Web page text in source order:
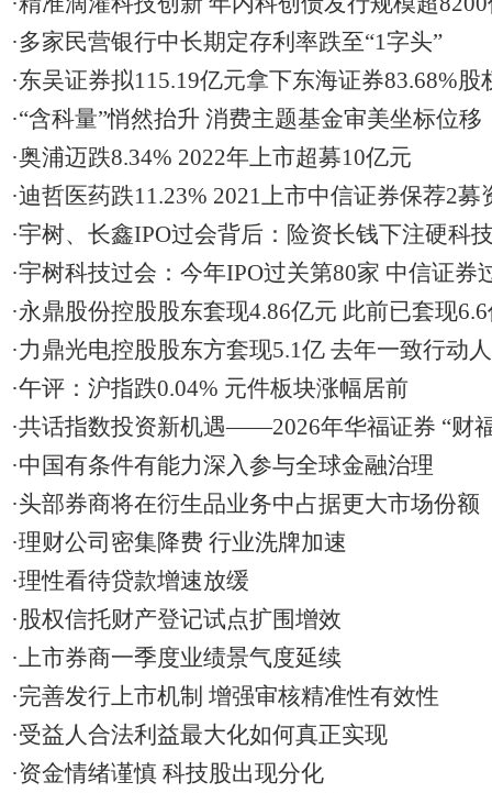
·多家民营银行中长期定存利率跌至“1字头”
·东吴证券拟115.19亿元拿下东海证券83.68%股
·“含科量”悄然抬升 消费主题基金审美坐标位移
·奥浦迈跌8.34% 2022年上市超募10亿元
·迪哲医药跌11.23% 2021上市中信证券保荐2募
·宇树、长鑫IPO过会背后：险资长钱下注硬科
·宇树科技过会：今年IPO过关第80家 中信证券
·永鼎股份控股股东套现4.86亿元 此前已套现
·力鼎光电控股股东方套现5.1亿 去年一致行动
·午评：沪指跌0.04% 元件板块涨幅居前
·共话指数投资新机遇——2026年华福证券 “财
专场福州站活动成功举办
·中国有条件有能力深入参与全球金融治理
·头部券商将在衍生品业务中占据更大市场份额
·理财公司密集降费 行业洗牌加速
·理性看待贷款增速放缓
·股权信托财产登记试点扩围增效
·上市券商一季度业绩景气度延续
·完善发行上市机制 增强审核精准性有效性
·受益人合法利益最大化如何真正实现
·资金情绪谨慎 科技股出现分化